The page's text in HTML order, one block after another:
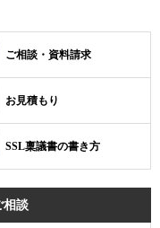
ご相談・資料請求
お見積もり
SSL稟議書の書き方
相談